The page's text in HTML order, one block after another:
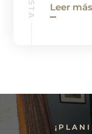
Leer más